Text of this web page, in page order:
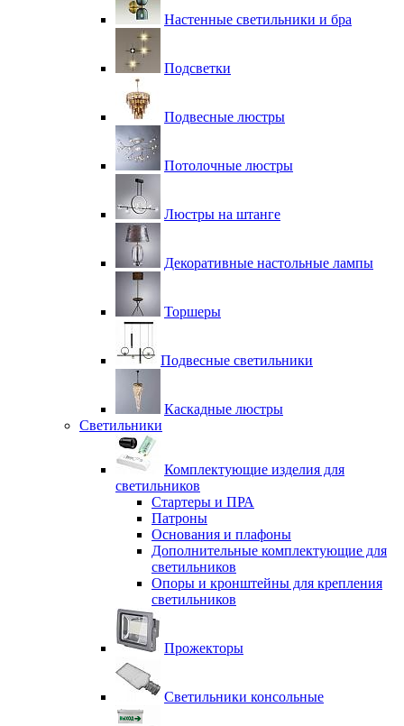
Настенные светильники и бра
Подсветки
Подвесные люстры
Потолочные люстры
Люстры на штанге
Декоративные настольные лампы
Торшеры
Подвесные светильники
Каскадные люстры
Светильники
Комплектующие изделия для
светильников
Стартеры и ПРА
Патроны
Основания и плафоны
Дополнительные комплектующие для
светильников
Опоры и кронштейны для крепления
светильников
Прожекторы
Светильники консольные